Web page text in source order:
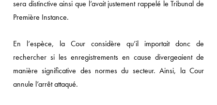
sera distinctive ainsi que l’avait justement rappelé le Tribunal de
Première Instance.
En l’espèce, la Cour considère qu’il importait donc de
rechercher si les enregistrements en cause divergeaient de
manière significative des normes du secteur. Ainsi, la Cour
annule l’arrêt attaqué.